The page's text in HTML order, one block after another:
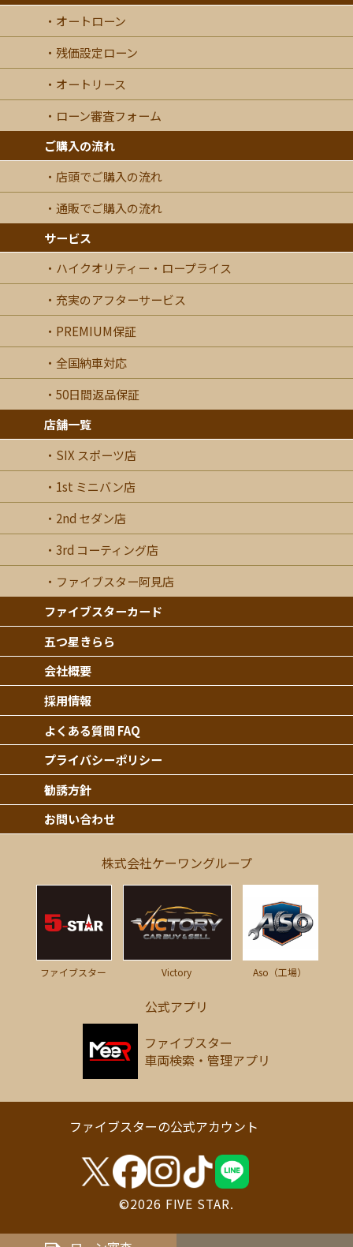
オートローン
残価設定ローン
オートリース
ローン審査フォーム
ご購入の流れ
店頭でご購入の流れ
通販でご購入の流れ
サービス
ハイクオリティー・ロープライス
充実のアフターサービス
PREMIUM保証
全国納車対応
50日間返品保証
店舗一覧
SIX スポーツ店
1st ミニバン店
2nd セダン店
3rd コーティング店
ファイブスター阿見店
ファイブスターカード
五つ星きらら
会社概要
採用情報
よくある質問 FAQ
プライバシーポリシー
勧誘方針
お問い合わせ
株式会社ケーワングループ
ファイブスター Victory Aso（工場）
公式アプリ
ファイブスター
車両検索・管理アプリ
ファイブスターの公式アカウント
©2026 FIVE STAR.